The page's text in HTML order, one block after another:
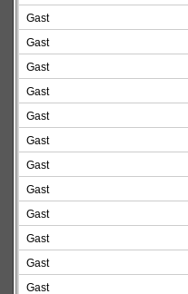
Gast
Gast
Gast
Gast
Gast
Gast
Gast
Gast
Gast
Gast
Gast
Gast